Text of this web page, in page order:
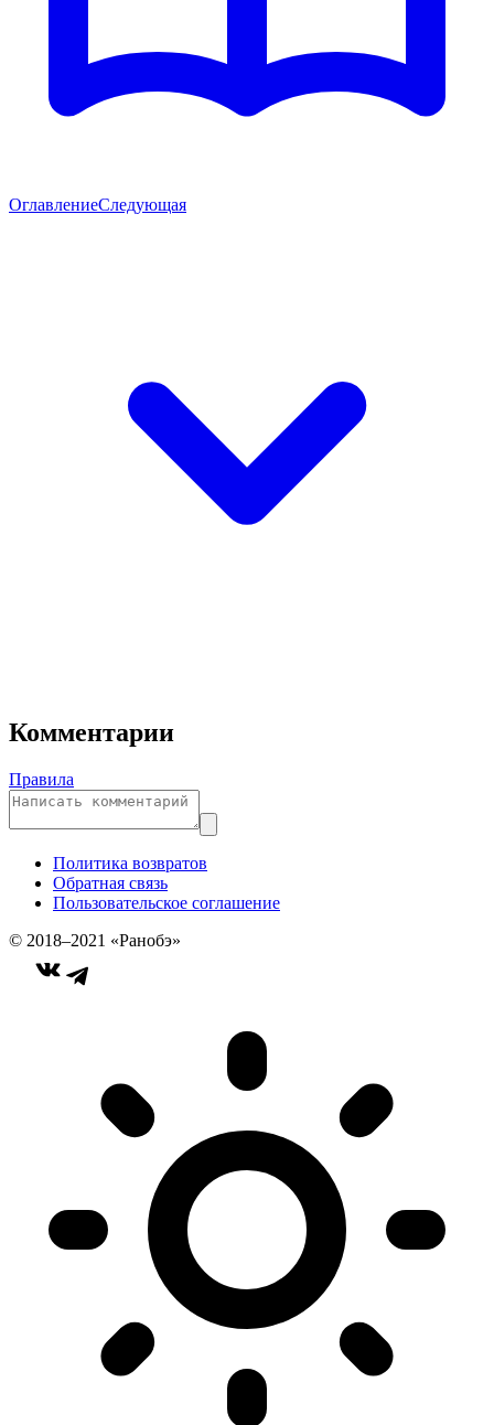
ОглавлениеСледующая
Комментарии
Правила
Политика возвратов
Обратная связь
Пользовательское соглашение
© 2018–2021 «Ранобэ»